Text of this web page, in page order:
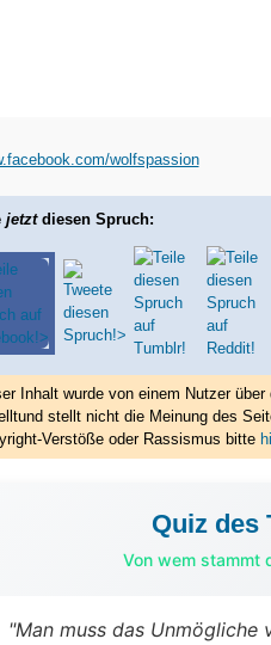
wolfspassion
jetztdiesen Spruch:
Inhalt wurde von einem Nutzer
und stellt nicht die Meinung des
Verstöße oder Rassismus bitte
Quiz des
Von wem stammt
"Man muss das Unmögliche